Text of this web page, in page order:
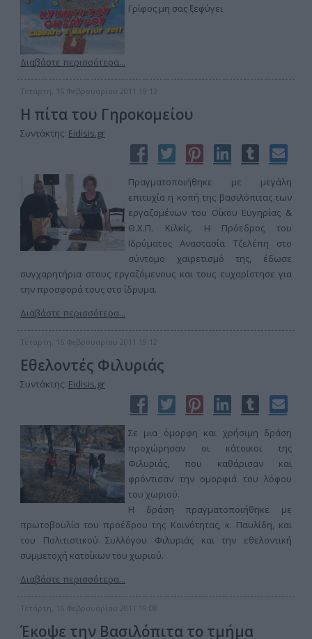
Γρίφος μη σας ξεφύγει
Διαβάστε περισσότερα...
Τετάρτη, 16 Φεβρουαρίου 2011 19:13
Η πίτα του Γηροκομείου
Συντάκτης: Eidisis.gr
Πραγματοποιήθηκε με μεγάλη
επιτυχία η κοπή της βασιλόπιτας των
εργαζομένων του Οίκου Ευγηρίας &
Θ.Χ.Π. Κιλκίς. Η Πρόεδρος του
Ιδρύματος Αναστασία Τζελέπη στο
σύντομο χαιρετισμό της, έδωσε
συγχαρητήρια στους εργαζόμενους και τους ευχαρίστησε για
την προσφορά τους στο ίδρυμα.
Διαβάστε περισσότερα...
Τετάρτη, 16 Φεβρουαρίου 2011 19:12
Εθελοντές Φιλυριάς
Συντάκτης: Eidisis.gr
Σε μια όμορφη και χρήσιμη δράση
προχώρησαν οι κάτοικοι της
Φιλυριάς, που καθάρισαν και
φρόντισαν την ομορφιά του λόφου
του χωριού.
Η δράση πραγματοποιήθηκε με
πρωτοβουλία του προέδρου της Κοινότητας, κ. Παυλίδη, και
του Πολιτιστικού Συλλόγου Φιλυριάς και την εθελοντική
συμμετοχή κατοίκων του χωριού.
Διαβάστε περισσότερα...
Τετάρτη, 16 Φεβρουαρίου 2011 19:08
Έκοψε την Βασιλόπιτα το τμήμα